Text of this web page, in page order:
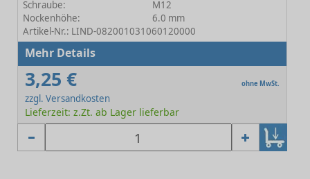
Schraube:
M12
Nockenhöhe:
6.0 mm
Artikel-Nr.: LIND-082001031060120000
Mehr Details
3,25 € ohne MwSt.
zzgl. Versandkosten
Lieferzeit: z.Zt. ab Lager lieferbar